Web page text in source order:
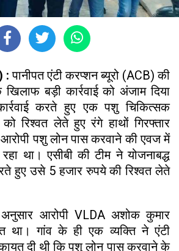
:पानीपत एंटी करप्शन ब्यूरो (ACB) की
खिलाफ बड़ी कार्रवाई को अंजाम दिया
करते हुए एक पशु चिकित्सक
रिश्वत लेते हुए रंगे हाथों गिरफ्तार
पशु लोन पास करवाने की एवज में
था। एसीबी की टीम ने योजनाबद्ध
हुए उसे 5 हजार रुपये की रिश्वत लेते
अनुसार आरोपी VLDA अशोक कुमार
था। गांव के ही एक व्यक्ति ने एंटी
दी थी कि पशु लोन पास करवाने के